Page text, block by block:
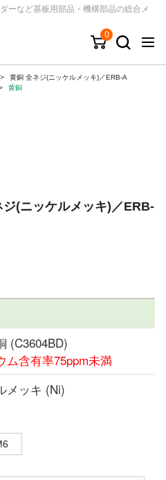
ーなど基板用部品・機構部品の総合メ
0
>
黄銅 全ネジ(ニッケルメッキ)／ERB-A
黄銅
ジ(ニッケルメッキ)／ERB-
(C3604BD)
ム含有率75ppm未満
メッキ (Ni)